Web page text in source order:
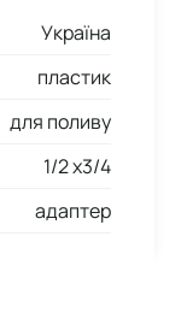
Україна
пластик
для поливу
1/2 х3/4
адаптер